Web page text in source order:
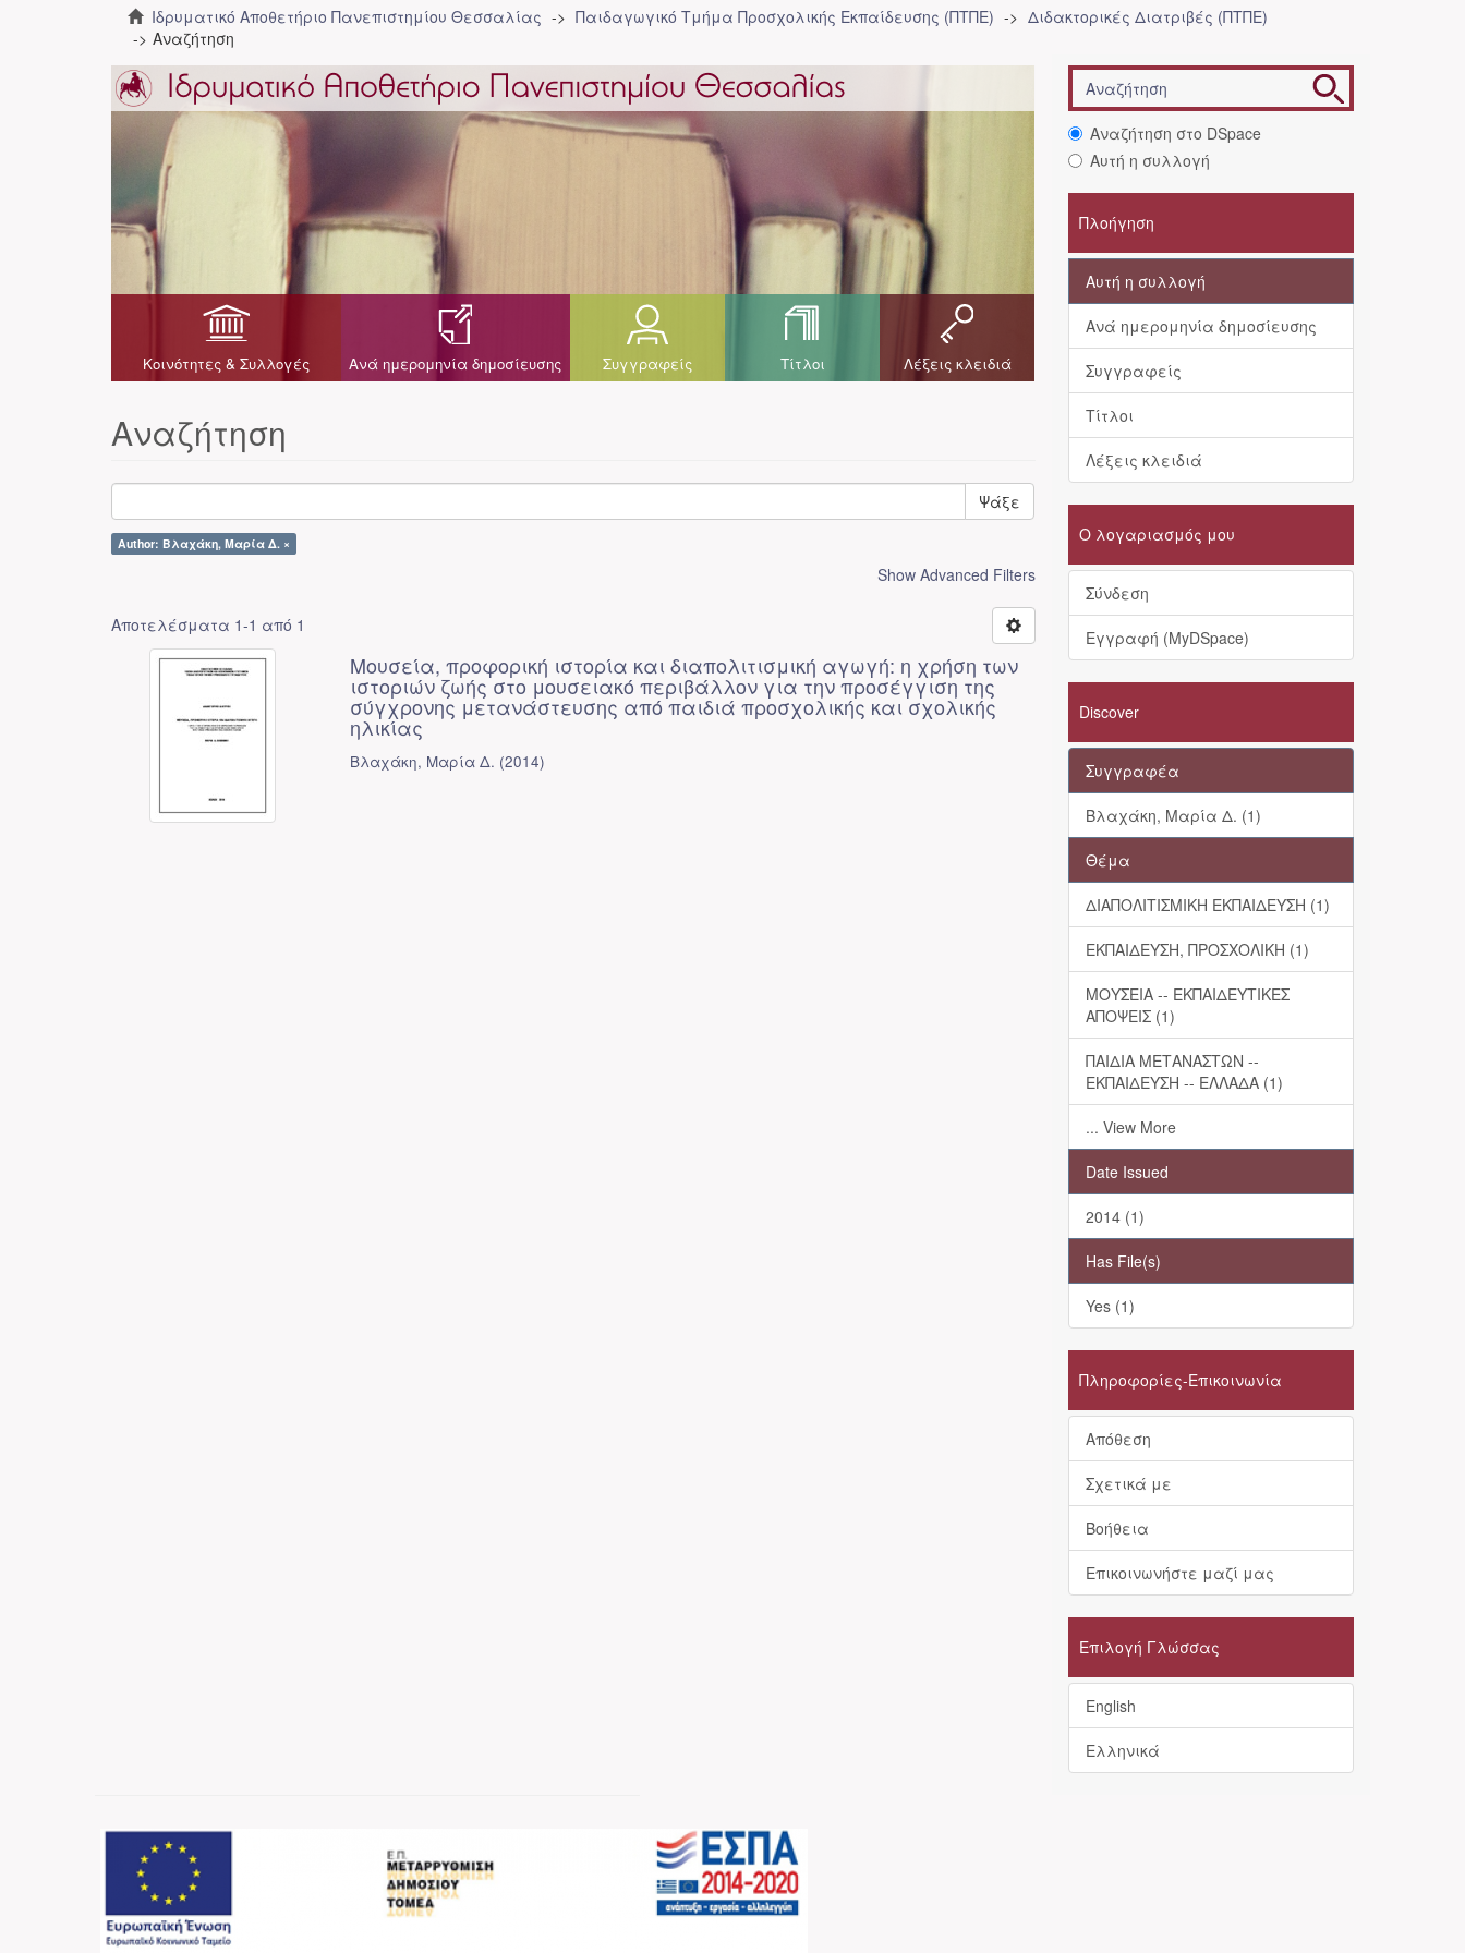
Ιδρυματικό Αποθετήριο Πανεπιστημίου Θεσσαλίας Παιδαγωγικό Τμήμα Προσχολικής Eκπαίδευσης (ΠΤΠΕ)
Διδακτορικές Διατριβές (ΠΤΠΕ)
Αναζήτηση
Κοινότητες & Συλλογές Ανά ημερομηνία δημοσίευσης Συγγραφείς Τίτλοι Λέξεις κλειδιά
Αναζήτηση
Ψάξε
Author: Βλαχάκη, Μαρία Δ. ×
Show Advanced Filters
Αποτελέσματα 1-1 από 1
Μουσεία, προφορική ιστορία και διαπολιτισμική αγωγή: η χρήση των
ιστοριών ζωής στο μουσειακό περιβάλλον για την προσέγγιση της
σύγχρονης μετανάστευσης από παιδιά προσχολικής και σχολικής
ηλικίας
Βλαχάκη, Μαρία Δ. (2014)
Αναζήτηση στο DSpace
Αυτή η συλλογή
Πλοήγηση
Αυτή η συλλογή
Ανά ημερομηνία δημοσίευσης
Συγγραφείς
Τίτλοι
Λέξεις κλειδιά
Ο λογαριασμός μου
Σύνδεση
Εγγραφή (MyDSpace)
Discover
Συγγραφέα
Βλαχάκη, Μαρία Δ. (1)
Θέμα
ΔΙΑΠΟΛΙΤΙΣΜΙΚΗ ΕΚΠΑΙΔΕΥΣΗ (1)
ΕΚΠΑΙΔΕΥΣΗ, ΠΡΟΣΧΟΛΙΚΗ (1)
ΜΟΥΣΕΙΑ -- ΕΚΠΑΙΔΕΥΤΙΚΕΣ
ΑΠΟΨΕΙΣ (1)
ΠΑΙΔΙΑ ΜΕΤΑΝΑΣΤΩΝ --
ΕΚΠΑΙΔΕΥΣΗ -- ΕΛΛΑΔΑ (1)
... View More
Date Issued
2014 (1)
Has File(s)
Yes (1)
Πληροφορίες-Επικοινωνία
Απόθεση
Σχετικά με
Βοήθεια
Επικοινωνήστε μαζί μας
Επιλογή Γλώσσας
English
Ελληνικά